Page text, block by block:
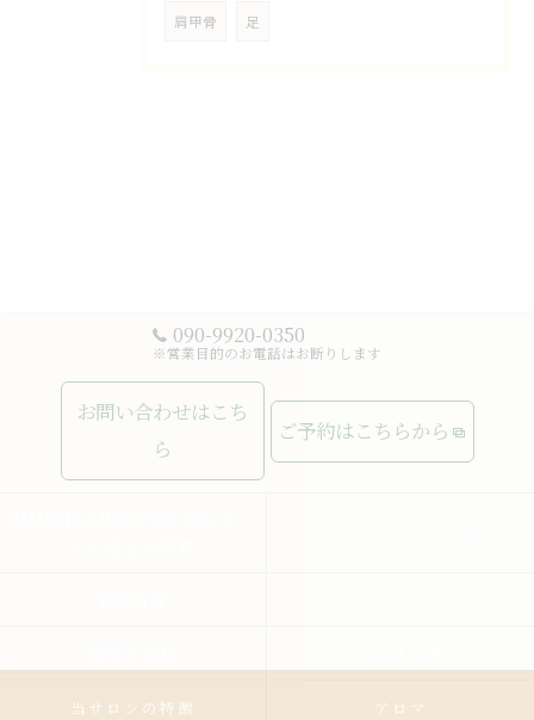
肩甲骨 足
090-9920-0350
※営業目的のお電話はお断りします
お問い合わせはこち
ら
ご予約はこちらから
当サロンの特徴 アロマ